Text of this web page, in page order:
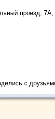
проезд, 7А,
с